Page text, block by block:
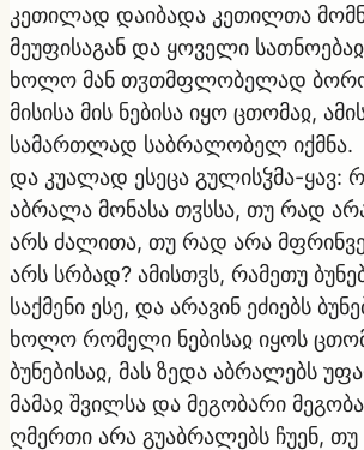
კეთილად დაიბადა კეთილთა
მეუფისაგან და ყოველი სათნოებაჲ
ხოლო მან თჳთმფლობელად
მისისა მის ნებისა იყო ცთომაჲ,
სამართლად საბრალობელ იქმნა.
და კუალად ესეცა გულისჴმა-ყავ:
აბრალა მონასა თჳსსა, თუ რად
არს ძალითა, თუ რად არა
არს სრბად? ამისთჳს, რამეთუ
საქმენი ესე, და არავინ ეძიებს
ხოლო რომელი ნებისაჲ იყოს
ბუნებისაჲ, მას ზედა აბრალებს
მამაჲ შვილსა და მეგობარი
ღმერთი არა გუაბრალებს ჩუენ,